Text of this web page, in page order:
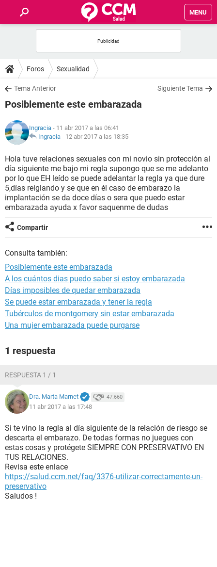
MENU
FOROS
SALUD
NUTRICIÓN
BIENESTAR
SEXUALIDAD
GLOSARIO
Foros Sexualidad
Tema Anterior Siguiente Tema
Posiblemente este embarazada
Ingracia - 11 abr 2017 a las 06:41
Ingracia - 12 abr 2017 a las 18:35
Hola tuve relaciones sexuales con mi novio sin protección al
día siguiente me bajo mi regla supongo que se me adelanto
por lo que EH leído se puede adelantar la regla ya que dure
5,días reiglando y se que en él caso de embarazo la
implantación se da doce días o sera que puedo estar
embarazada ayuda x favor saquenme de dudas
Compartir
Consulta también:
Posiblemente este embarazada
A los cuántos dias puedo saber si estoy embarazada
Días imposibles de quedar embarazada
Se puede estar embarazada y tener la regla
Tubérculos de montgomery sin estar embarazada
Una mujer embarazada puede purgarse
1 respuesta
RESPUESTA 1 / 1
Dra. Marta Marnet 47.660
11 abr 2017 a las 17:48
Si te vino la regla al día siguiente de la relación de riesgo se
descarta el embarazo. De todas formas no juegues con
estas cosas y protégete SIEMPRE CON PRESERVATIVO EN
TUS RELACIONES.
Revisa este enlace
https://salud.ccm.net/faq/3376-utilizar-correctamente-un-
preservativo
Saludos !